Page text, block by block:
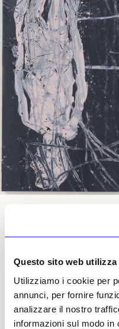
Questo sito web utilizza
Utilizziamo i cookie per
annunci, per fornire
analizzare il nostro
informazioni sul modo
Georg Baselitz, «Indigene Kunst
Littkemann;
Evocazione
Baselitz conobbe
futura moglie, nel